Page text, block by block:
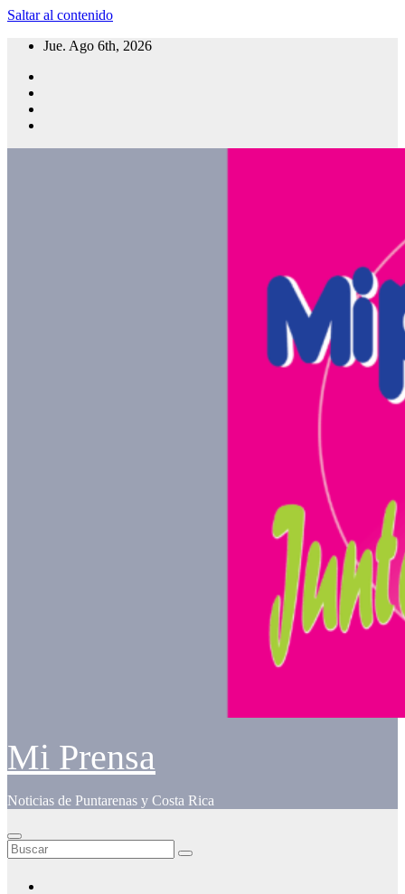
Saltar al contenido
Jue. Ago 6th, 2026
Mi Prensa
Noticias de Puntarenas y Costa Rica